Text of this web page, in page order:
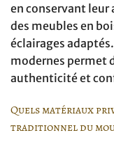
en conservant leur
des meubles en
éclairages
modernes permet
authenticité et
Quels matériaux
traditionnel du